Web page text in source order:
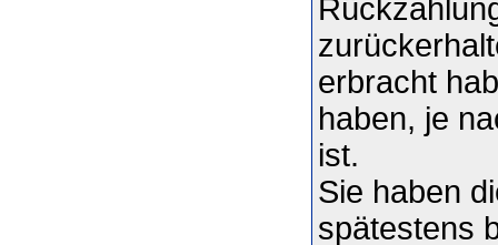
erbracht
haben, je
ist.
Sie haben
spätestens